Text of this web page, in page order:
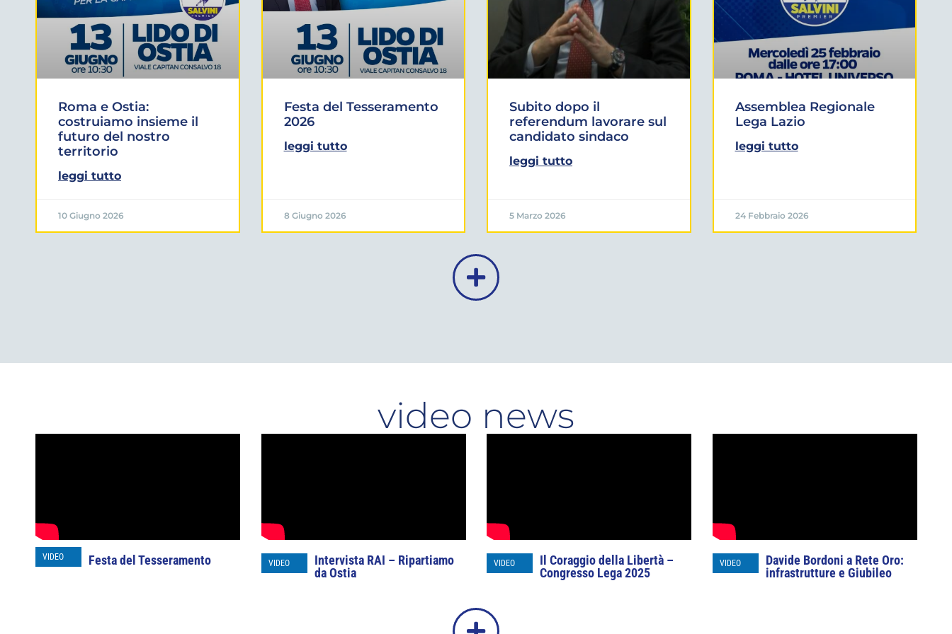
Roma e Ostia:
costruiamo insieme il
futuro del nostro
territorio
leggi tutto
10 Giugno 2026
Festa del Tesseramento
2026
leggi tutto
8 Giugno 2026
Subito dopo il
referendum lavorare sul
candidato sindaco
leggi tutto
5 Marzo 2026
Assemblea Regionale
Lega Lazio
leggi tutto
24 Febbraio 2026
video news
VIDEO Festa del Tesseramento VIDEO
Intervista RAI – Ripartiamo
da Ostia
VIDEO
Il Coraggio della Libertà –
Congresso Lega 2025
VIDEO
Davide Bordoni a Rete Oro:
infrastrutture e Giubileo